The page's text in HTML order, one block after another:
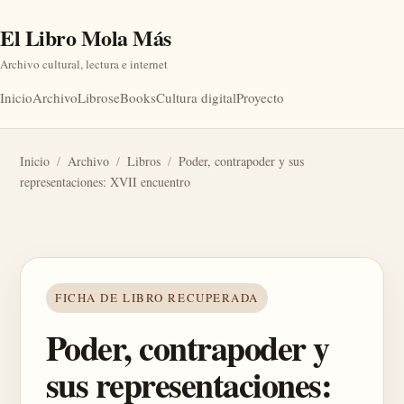
El Libro Mola Más
Archivo cultural, lectura e internet
InicioArchivoLibroseBooksCultura digitalProyecto
Inicio / Archivo / Libros / Poder, contrapoder y sus
representaciones: XVII encuentro
FICHA DE LIBRO RECUPERADA
Poder, contrapoder y
sus representaciones: